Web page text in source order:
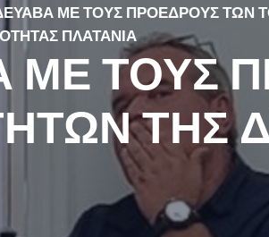
ΜΕ ΤΟΥΣ ΠΡΟΕΔΡΟΥΣ ΤΩΝ
ΠΛΑΤΑΝΙΑ
ΜΕ ΤΟΥΣ
ΤΗΣ